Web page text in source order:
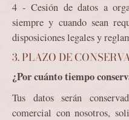
Cesión de datos a
siempre y cuando sean
disposiciones legales y
3. PLAZO DE
¿Por cuánto tiempo
Tus datos serán
comercial con nosotros,